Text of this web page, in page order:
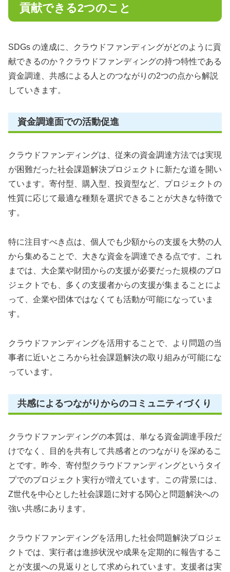
貢献できる2つのこと
SDGs の達成に、クラウドファンディングがどのように貢
献できるのか？クラウドファンディングの持つ特性である
資金調達、共感による人とのつながりの2つの点から解説
していきます。
資金調達面での活動促進
クラウドファンディングは、従来の資金調達方法では実現
が困難だった社会課題解決プロジェクトに新たな道を開い
ています。寄付型、購入型、投資型など、プロジェクトの
性質に応じて最適な種類を選択できることが大きな特徴で
す。
特に注目すべき点は、個人でも少額からの支援を大勢の人
から集めることで、大きな資金を調達できる点です。これ
までは、大企業や財団からの支援が必要だった規模のプロ
ジェクトでも、多くの支援者からの支援が集まることによ
って、企業や団体ではなくても活動が可能になっていま
す。
クラウドファンディングを活用することで、より問題の当
事者に近いところから社会課題解決の取り組みが可能にな
っています。
共感によるつながりからのコミュニティづくり
クラウドファンディングの本質は、単なる資金調達手段だ
けでなく、目的を共有して共感者とのつながりを深めるこ
とです。昨今、寄付型クラウドファンディングというタイ
プでのプロジェクト実行が増えています。この背景には、
Z世代を中心とした社会課題に対する関心と問題解決への
強い共感にあります。
クラウドファンディングを活用した社会問題解決プロジェ
クトでは、実行者は進捗状況や成果を定期的に報告するこ
とが支援への見返りとして求められています。支援者は実